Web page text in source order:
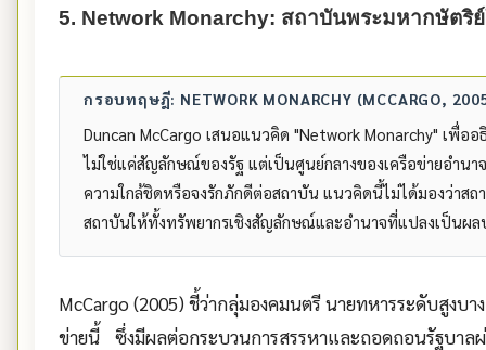
5. Network Monarchy: สถาบันพระมหากษัตริ
กรอบทฤษฎี: NETWORK MONARCHY (MCCARGO,
Duncan McCargo เสนอแนวคิด "Network Monarchy" เพื่
ไม่ใช่แค่สัญลักษณ์ของรัฐ แต่เป็นศูนย์กลางของเครือข่ายอำน
ความใกล้ชิดหรือจงรักภักดีต่อสถาบัน แนวคิดนี้ไม่ได้มองว่าส
สถาบันให้ทั้งทรัพยากรเชิงสัญลักษณ์และอำนาจที่แปลงเป็นผล
McCargo (2005) ชี้ว่ากลุ่มองคมนตรี นายทหารระดับสูงบ
ข่ายนี้ ซึ่งมีผลต่อกระบวนการสรรหาและถอดถอนรัฐบาลผ่